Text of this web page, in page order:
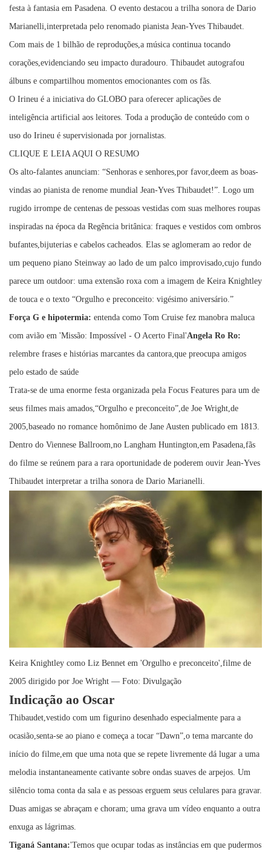
festa à fantasia em Pasadena. O evento destacou a trilha sonora de Dario
Marianelli,interpretada pelo renomado pianista Jean-Yves Thibaudet.
Com mais de 1 bilhão de reproduções,a música continua tocando
corações,evidenciando seu impacto duradouro. Thibaudet autografou
álbuns e compartilhou momentos emocionantes com os fãs.
O Irineu é a iniciativa do GLOBO para oferecer aplicações de
inteligência artificial aos leitores. Toda a produção de conteúdo com o
uso do Irineu é supervisionada por jornalistas.
CLIQUE E LEIA AQUI O RESUMO
Os alto-falantes anunciam: “Senhoras e senhores,por favor,deem as boas-
vindas ao pianista de renome mundial Jean-Yves Thibaudet!”. Logo um
rugido irrompe de centenas de pessoas vestidas com suas melhores roupas
inspiradas na época da Regência britânica: fraques e vestidos com ombros
bufantes,bijuterias e cabelos cacheados. Elas se aglomeram ao redor de
um pequeno piano Steinway ao lado de um palco improvisado,cujo fundo
parece um outdoor: uma extensão roxa com a imagem de Keira Knightley
de touca e o texto “Orgulho e preconceito: vigésimo aniversário.”
Força G e hipotermia: entenda como Tom Cruise fez manobra maluca
com avião em 'Missão: Impossível - O Acerto Final'Angela Ro Ro:
relembre frases e histórias marcantes da cantora,que preocupa amigos
pelo estado de saúde
Trata-se de uma enorme festa organizada pela Focus Features para um de
seus filmes mais amados,“Orgulho e preconceito”,de Joe Wright,de
2005,baseado no romance homônimo de Jane Austen publicado em 1813.
Dentro do Viennese Ballroom,no Langham Huntington,em Pasadena,fãs
do filme se reúnem para a rara oportunidade de poderem ouvir Jean-Yves
Thibaudet interpretar a trilha sonora de Dario Marianelli.
Keira Knightley como Liz Bennet em 'Orgulho e preconceito',filme de
2005 dirigido por Joe Wright — Foto: Divulgação
Indicação ao Oscar
Thibaudet,vestido com um figurino desenhado especialmente para a
ocasião,senta-se ao piano e começa a tocar “Dawn”,o tema marcante do
início do filme,em que uma nota que se repete livremente dá lugar a uma
melodia instantaneamente cativante sobre ondas suaves de arpejos. Um
silêncio toma conta da sala e as pessoas erguem seus celulares para gravar.
Duas amigas se abraçam e choram; uma grava um vídeo enquanto a outra
enxuga as lágrimas.
Tiganá Santana:'Temos que ocupar todas as instâncias em que pudermos